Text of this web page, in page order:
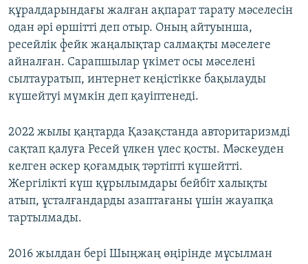
құралдарындағы жалған ақпарат тарату мәселесін
одан әрі өршітті деп отыр. Оның айтуынша,
ресейлік фейк жаңалықтар салмақты мәселеге
айналған. Сарапшылар үкімет осы мәселені
сылтауратып, интернет кеңістікке бақылауды
күшейтуі мүмкін деп қауіптенеді.
2022 жылы қаңтарда Қазақстанда авторитаризмді
сақтап қалуға Ресей үлкен үлес қосты. Мәскеуден
келген әскер қоғамдық тәртіпті күшейтті.
Жергілікті күш құрылымдары бейбіт халықты
атып, ұсталғандарды азаптағаны үшін жауапқа
тартылмады.
2016 жылдан бері Шыңжаң өңірінде мұсылман